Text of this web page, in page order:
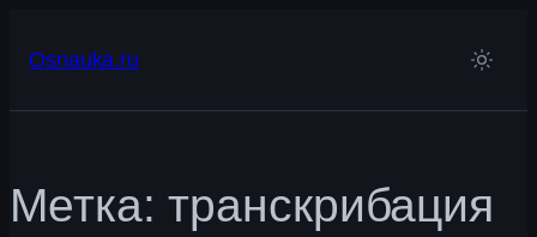
Osnauka.ru
Метка:транскрибация